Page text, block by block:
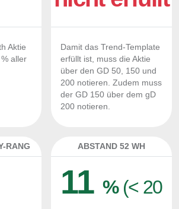
Aktie
aller
Damit das Trend-Template
erfüllt ist, muss die Aktie
über den GD 50, 150 und
200 notieren. Zudem muss
der GD 150 über dem gD
200 notieren.
RANG ABSTAND 52 WH
11 % (< 20